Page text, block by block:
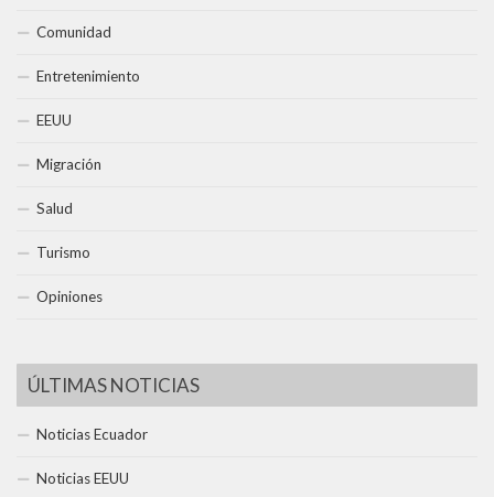
Comunidad
Entretenimiento
EEUU
Migración
Salud
Turismo
Opiniones
ÚLTIMAS NOTICIAS
Noticias Ecuador
Noticias EEUU